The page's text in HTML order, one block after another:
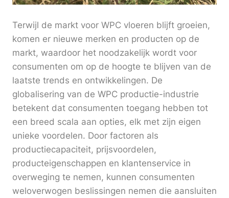
Terwijl de markt voor WPC vloeren blijft groeien,
komen er nieuwe merken en producten op de
markt, waardoor het noodzakelijk wordt voor
consumenten om op de hoogte te blijven van de
laatste trends en ontwikkelingen. De
globalisering van de WPC productie-industrie
betekent dat consumenten toegang hebben tot
een breed scala aan opties, elk met zijn eigen
unieke voordelen. Door factoren als
productiecapaciteit, prijsvoordelen,
producteigenschappen en klantenservice in
overweging te nemen, kunnen consumenten
weloverwogen beslissingen nemen die aansluiten